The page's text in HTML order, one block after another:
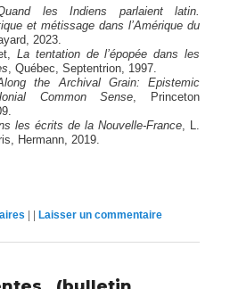
les Indiens parlaient latin.
et métissage dans l’Amérique du
2023.
La tentation de l’épopée dans les
, Québec, Septentrion, 1997.
the Archival Grain: Epistemic
Common Sense , Princeton
les écrits de la Nouvelle-France, L.
Hermann, 2019.
| |Laisser un commentaire